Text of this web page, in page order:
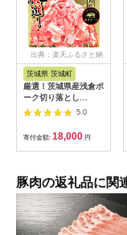
出典：楽天ふるさと納
税
茨城県 茨城町
厳選！茨城県産浅倉ポ
ーク切り落とし
3kg（500g×6袋・真
5.0
寄付金額: 18,000 円
豚肉の返礼品に関